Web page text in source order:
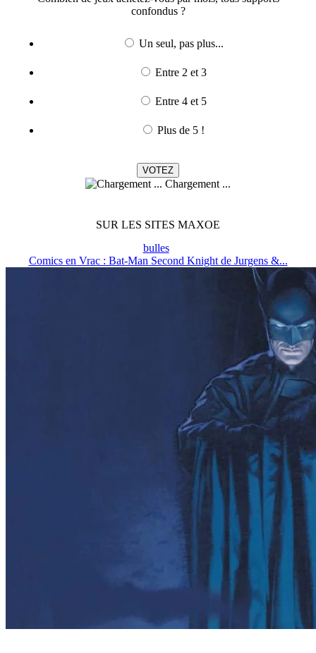
confondus ?
Un seul, pas plus...
Entre 2 et 3
Entre 4 et 5
Plus de 5 !
Chargement ...
SUR LES SITES MAXOE
bulles
Comics en Vrac : Bat-Man Second Knight de Jurgens &...